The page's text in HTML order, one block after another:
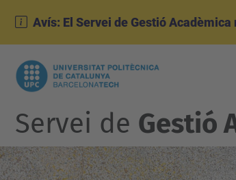
Avís: El Servei de Gestió
Servei de Gestió